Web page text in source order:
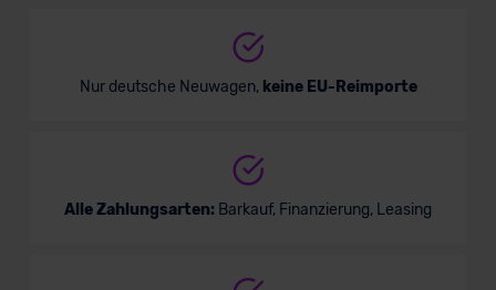
Nur deutsche Neuwagen, keine EU-Reimporte
Alle Zahlungsarten: Barkauf, Finanzierung, Leasing